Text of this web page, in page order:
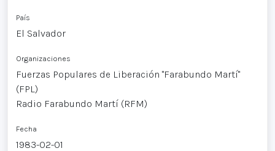
País
El Salvador
Organizaciones
Fuerzas Populares de Liberación "Farabundo Martí"
(FPL)
Radio Farabundo Martí (RFM)
Fecha
1983-02-01